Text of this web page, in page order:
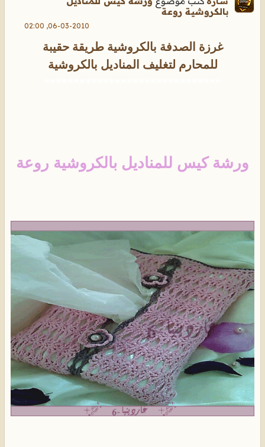
بالكروشية روعة
06-03-2010, 02:00
غرزة الصدفة بالكروشية .طريقة حقيبة
للمحارم لتغليف المناديل بالكروشية
ورشة كيس للمناديل بالكروشية روعة